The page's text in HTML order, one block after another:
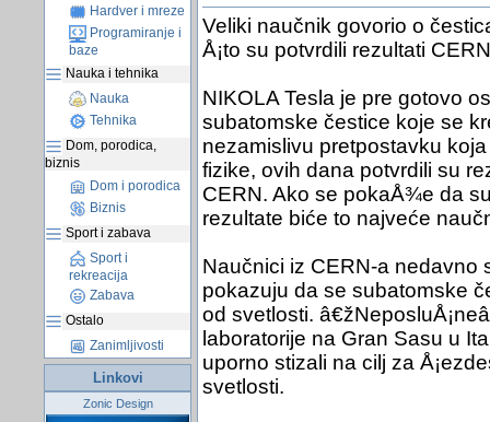
Hardver i mreze
Programiranje i
baze
Nauka i tehnika
Nauka
Tehnika
Dom, porodica,
biznis
Dom i porodica
Biznis
Sport i zabava
Sport i
rekreacija
Zabava
Ostalo
Zanimljivosti
Linkovi
Zonic Design
Veliki naučnik govorio o
Å¡to su potvrdili rezultati
NIKOLA Tesla je pre gotovo
subatomske čestice koje se
nezamislivu pretpostavku
fizike, ovih dana potvrdili su
CERN. Ako se pokaÅ¾e da
rezultate biće to najveće
Naučnici iz CERN-a nedavno
pokazuju da se subatomske
od svetlosti.
laboratorije na Gran Sasu u
uporno stizali na cilj za
svetlosti.